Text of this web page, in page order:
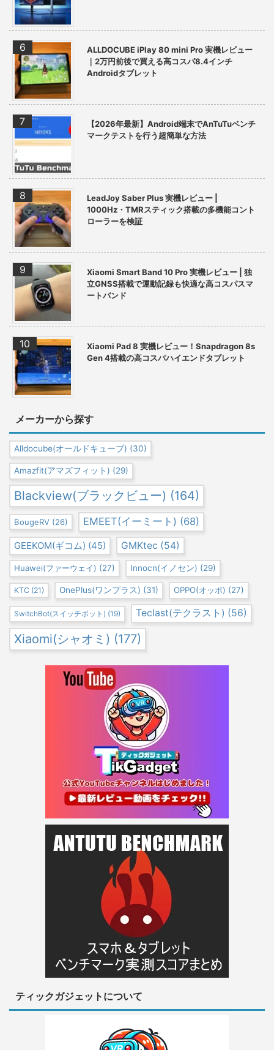
ALLDOCUBE iPlay 80 mini Pro 実機レビュー
｜2万円前後で買える高コスパ8.4インチ
Androidタブレット
【2026年最新】Android端末でAnTuTuベンチ
マークテストを行う超簡単な方法
LeadJoy Saber Plus 実機レビュー |
1000Hz・TMRスティック搭載の多機能コント
ローラーを検証
Xiaomi Smart Band 10 Pro 実機レビュー | 独
立GNSS搭載で運動記録も快適な高コスパスマ
ートバンド
Xiaomi Pad 8 実機レビュー！Snapdragon 8s
Gen 4搭載の高コスパハイエンドタブレット
メーカーから探す
Alldocube(オールドキューブ) (30)
Amazfit(アマズフィット) (29)
Blackview(ブラックビュー) (164)
BougeRV (26) EMEET(イーミート) (68)
GEEKOM(ギコム) (45) GMKtec (54)
Huawei(ファーウェイ) (27) Innocn(イノセン) (29)
KTC (21) OnePlus(ワンプラス) (31) OPPO(オッポ) (27)
SwitchBot(スイッチボット) (19) Teclast(テクラスト) (56)
Xiaomi(シャオミ) (177)
ティックガジェットについて